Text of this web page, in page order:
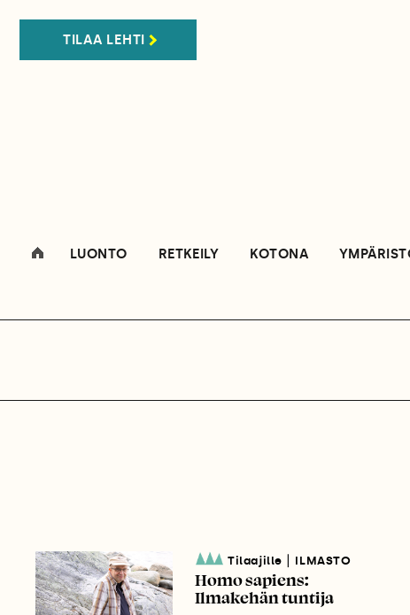
TILAA LEHTI
LUONTO RETKEILY KOTONA
Tilaajille ILMASTO
Homo sapiens:
Ilmakehän tuntija